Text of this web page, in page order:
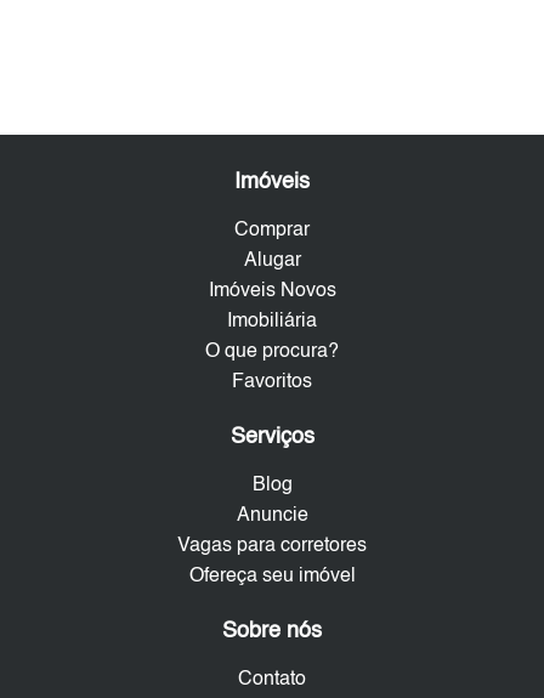
Imóveis
Comprar
Alugar
Imóveis Novos
Imobiliária
O que procura?
Favoritos
Serviços
Blog
Anuncie
Vagas para corretores
Ofereça seu imóvel
Sobre nós
Contato